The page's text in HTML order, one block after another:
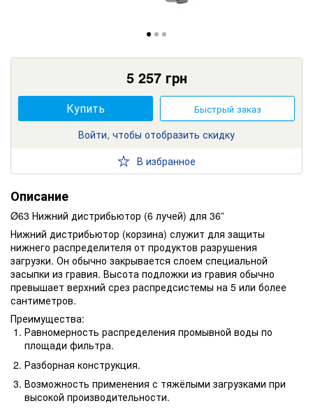
5 257грн
Купить Быстрый заказ
Войти, чтобы отобразить скидку
В избранное
Описание
Ø63 Нижний дистрибьютор (6 лучей) для 36”
Нижний дистрибьютор (корзина) служит для защиты
нижнего распределителя от продуктов разрушения
загрузки. Он обычно закрывается слоем специальной
засыпки из гравия. Высота подложки из гравия обычно
превышает верхний срез распредсистемы на 5 или более
сантиметров.
Преимущества:
Равномерность распределения промывной воды по
площади фильтра.
Разборная конструкция.
Возможность применения с тяжёлыми загрузками при
высокой производительности.